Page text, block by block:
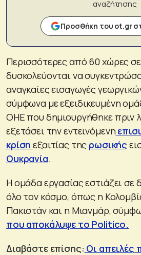
αναζήτησης
Προσθήκη του ot.gr
Περισσότερες από 60 χώρες
δυσκολεύονται να
αναγκαίες εισαγωγές
σύμφωνα με εξειδικευμένη
ΟΗΕ που δημιουργήθηκε πριν
εξετάσει την εντεινόμενη
κρίσηεξαιτίας της ρωσικής
Ουκρανία.
Η ομάδα εργασίας εστιάζει σε
όλο τον κόσμο, όπως η
Πακιστάν και η Μιανμάρ,
που αποκάλυψε το Politico.
Διαβάστε επίσης: Οι απειλές